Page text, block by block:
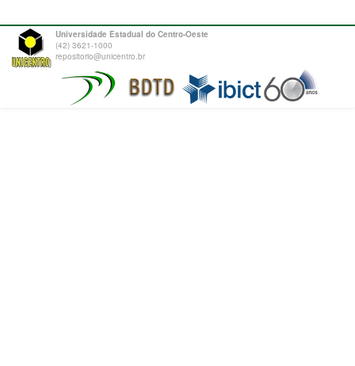
Universidade Estadual do Centro-Oeste
(42) 3621-1000
repositorio@unicentro.br